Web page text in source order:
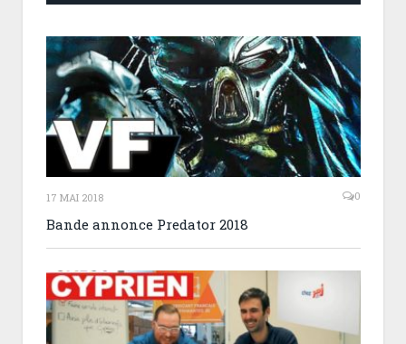
17 MAI 2018 0
Bande annonce Predator 2018